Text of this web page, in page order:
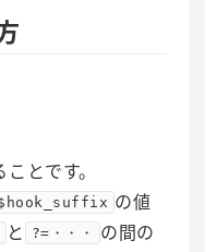
とです。
の値
と ?=・・・
の間の